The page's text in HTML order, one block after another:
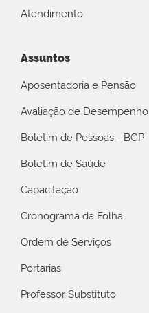
Atendimento
Assuntos
Aposentadoria e Pensão
Avaliação de Desempenho
Boletim de Pessoas - BGP
Boletim de Saúde
Capacitação
Cronograma da Folha
Ordem de Serviços
Portarias
Professor Substituto